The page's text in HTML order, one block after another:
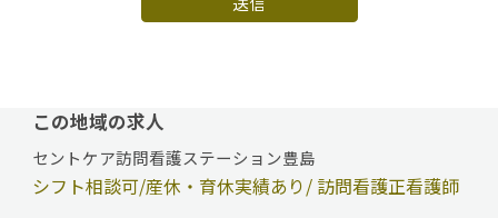
この地域の求人
セントケア訪問看護ステーション豊島
シフト相談可/産休・育休実績あり/ 訪問看護正看護師